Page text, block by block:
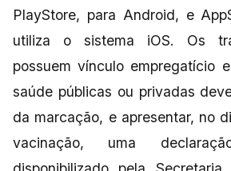
PlayStore, para Android, e
utiliza o sistema iOS. Os
possuem vínculo empregatício
saúde públicas ou privadas
da marcação, e apresentar, no
vacinação, uma